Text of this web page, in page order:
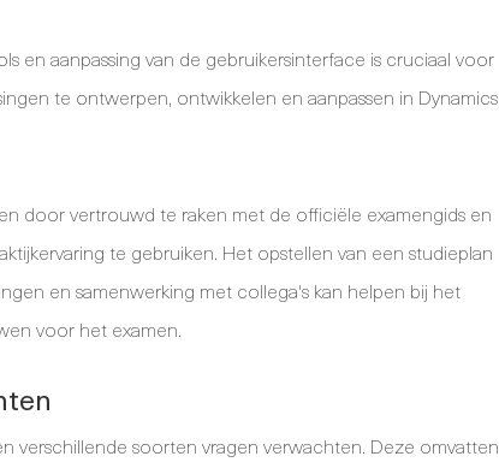
en aanpassing van de gebruikersinterface is cruciaal voor
te ontwerpen, ontwikkelen en aanpassen in Dynamics
door vertrouwd te raken met de officiële examengids en
te gebruiken. Het opstellen van een studieplan
en samenwerking met collega's kan helpen bij het
voor het examen.
verschillende soorten vragen verwachten. Deze omvatten